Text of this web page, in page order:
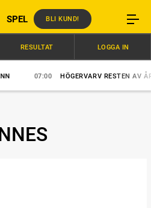
SPEL BLI KUND!
07:00 HÖGERVARV RESTEN AV ÅRET
RESULTAT LOGGA IN